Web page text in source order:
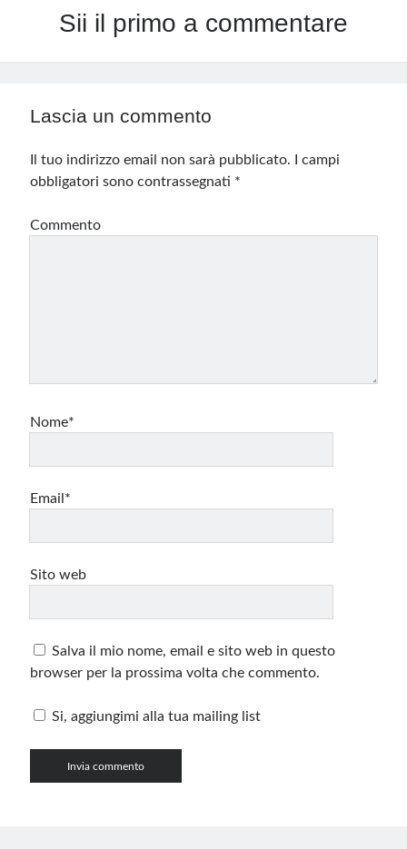
Sii il primo a commentare
Lascia un commento
Il tuo indirizzo email non sarà pubblicato.
I campi
obbligatori sono contrassegnati *
Commento
Nome*
Email*
Sito web
Salva il mio nome, email e sito web in questo
browser per la prossima volta che commento.
Si, aggiungimi alla tua mailing list